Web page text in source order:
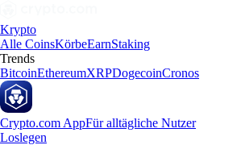
Krypto
Alle CoinsKörbeEarnStaking
Trends
BitcoinEthereumXRPDogecoinCronos
Crypto.com AppFür alltägliche Nutzer
Loslegen